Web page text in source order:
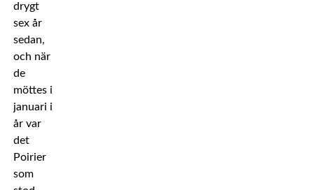
drygt
sex år
sedan,
och när
de
möttes i
januari i
år var
det
Poirier
som